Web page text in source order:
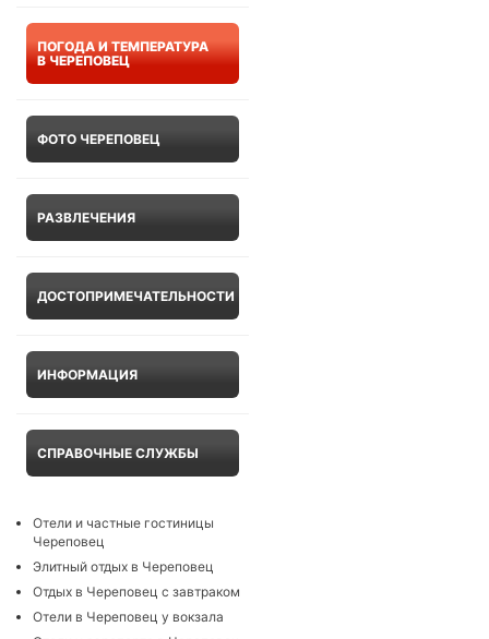
ПОГОДА И ТЕМПЕРАТУРА
В ЧЕРЕПОВЕЦ
ФОТО ЧЕРЕПОВЕЦ
РАЗВЛЕЧЕНИЯ
ДОСТОПРИМЕЧАТЕЛЬНОСТИ
ИНФОРМАЦИЯ
СПРАВОЧНЫЕ СЛУЖБЫ
Отели и частные гостиницы
Череповец
Элитный отдых в Череповец
Отдых в Череповец с завтраком
Отели в Череповец у вокзала